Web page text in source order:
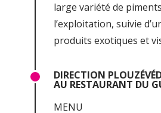
large variété de
l’exploitation, suivie
produits exotiques et
DIRECTION
AU RESTAURANT DU
MENU